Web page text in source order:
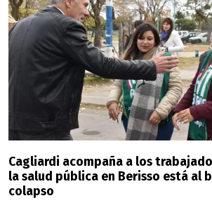
Cagliardi acompaña a los
la salud pública en Berisso está al
colapso